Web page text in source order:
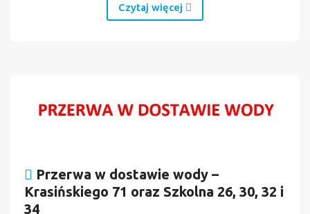
Czytaj więcej
Przerwa w dostawie wody –
Krasińskiego 71 oraz Szkolna 26, 30, 32 i
34